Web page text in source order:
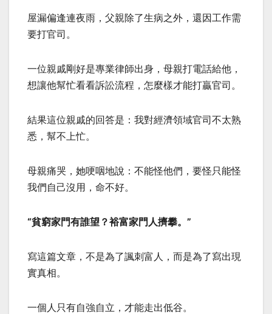
屋漏偏逢連夜雨，父親除了生病之外，還因工作需
要打官司。
一位親戚剛好是專業律師出身，母親打電話給他，
想讓他幫忙看看訴訟流程，怎麼樣才能打贏官司。
結果這位親戚的回答是：我對經濟領域官司不太熟
悉，幫不上忙。
母親痛哭，她哽咽地說：不能怪他們，要怪只能怪
我們自己沒用，命不好。
“貧窮家門有誰望？裕富家門人擠攀。”
寫這篇文章，不是為了諷刺富人，而是為了寫出現
實真相。
一個人只有自強自立，才能走出低谷。